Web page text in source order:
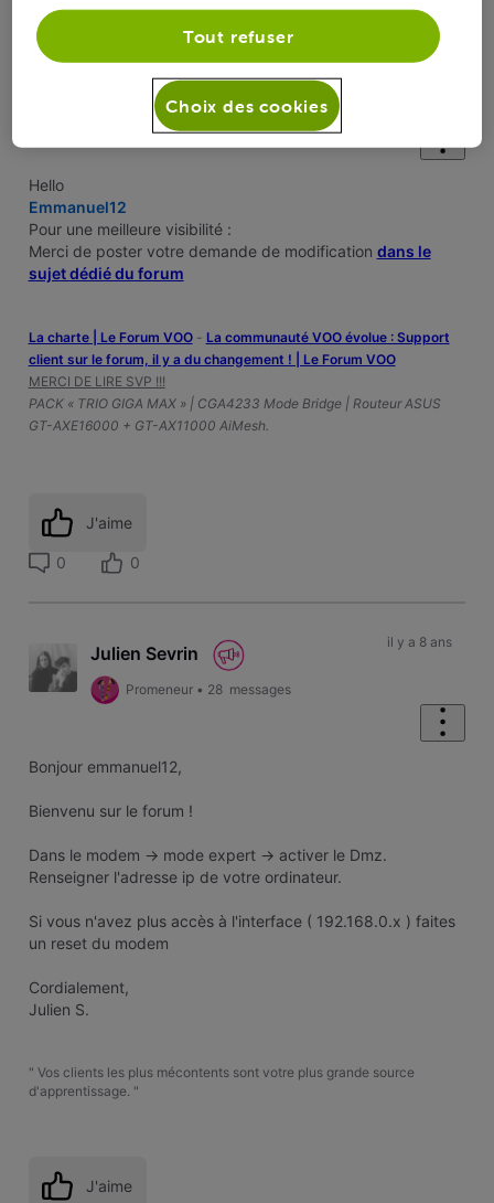
Top Expert•49K messages
il y a 8 ans
Hello
Emmanuel12
Pour une meilleure visibilité :
Merci de poster votre demande de modification dans le
sujet dédié du forum
La charte | Le Forum VOO- ‎La communauté VOO évolue : Support
client sur le forum, il y a du changement ! | Le Forum VOO
MERCI DE LIRE SVP !!!
PACK « TRIO GIGA MAX » | CGA4233 Mode Bridge | Routeur ASUS
GT-AXE16000 + GT-AX11000 AiMesh.
J'aime
0 0
Julien Sevrin
Promeneur • 28 messages
il y a 8 ans
Bonjour emmanuel12,
Bienvenu sur le forum !
Dans le modem -> mode expert -> activer le Dmz.
Renseigner l'adresse ip de votre ordinateur.
Si vous n'avez plus accès à l'interface ( 192.168.0.x ) faites
un reset du modem
Cordialement,
Julien S.
" Vos clients les plus mécontents sont votre plus grande source
d'apprentissage. "
J'aime
Tout refuser
Choix des cookies